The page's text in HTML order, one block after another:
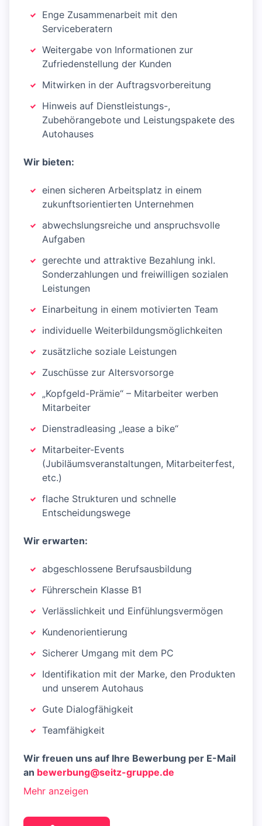
Enge Zusammenarbeit mit den
Serviceberatern
Weitergabe von Informationen zur
Zufriedenstellung der Kunden
Mitwirken in der Auftragsvorbereitung
Hinweis auf Dienstleistungs-,
Zubehörangebote und Leistungspakete des
Autohauses
Wir bieten:
einen sicheren Arbeitsplatz in einem
zukunftsorientierten Unternehmen
abwechslungsreiche und anspruchsvolle
Aufgaben
gerechte und attraktive Bezahlung inkl.
Sonderzahlungen und freiwilligen sozialen
Leistungen
Einarbeitung in einem motivierten Team
individuelle Weiterbildungsmöglichkeiten
zusätzliche soziale Leistungen
Zuschüsse zur Altersvorsorge
„Kopfgeld-Prämie“ – Mitarbeiter werben
Mitarbeiter
Dienstradleasing „lease a bike“
Mitarbeiter-Events
(Jubiläumsveranstaltungen, Mitarbeiterfest,
etc.)
flache Strukturen und schnelle
Entscheidungswege
Wir erwarten:
abgeschlossene Berufsausbildung
Führerschein Klasse B1
Verlässlichkeit und Einfühlungsvermögen
Kundenorientierung
Sicherer Umgang mit dem PC
Identifikation mit der Marke, den Produkten
und unserem Autohaus
Gute Dialogfähigkeit
Teamfähigkeit
Wir freuen uns auf Ihre Bewerbung per E-Mail
an bewerbung@seitz-gruppe.de
Mehr anzeigen